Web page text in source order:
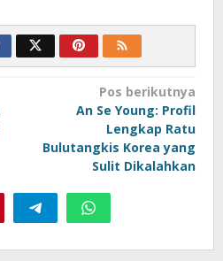
Pos berikutnya
An Se Young: Profil
Lengkap Ratu
Bulutangkis Korea yang
Sulit Dikalahkan